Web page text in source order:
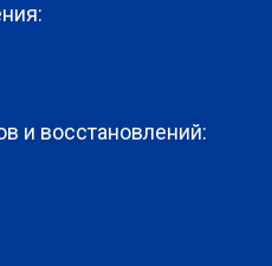
и восстановлений: